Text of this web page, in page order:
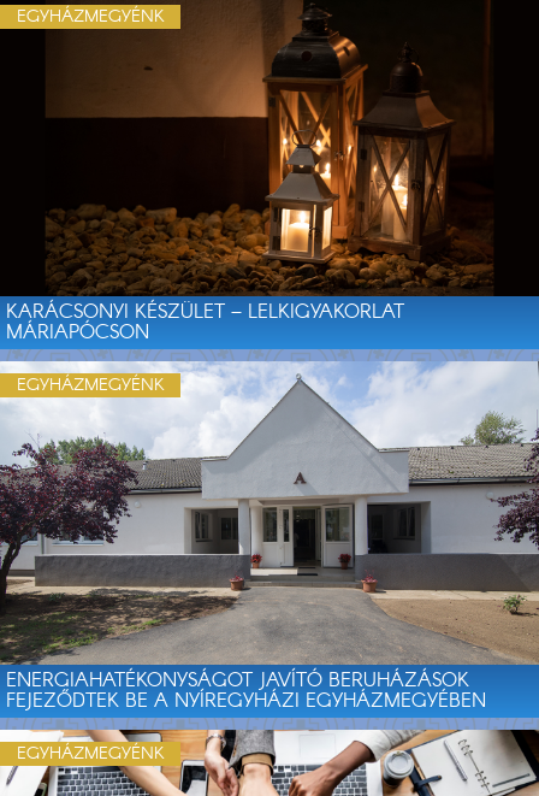
KARÁCSONYI KÉSZÜLET – LELKIGYAKORLAT
MÁRIAPÓCSON
EGYHÁZMEGYÉNK
ENERGIAHATÉKONYSÁGOT JAVÍTÓ BERUHÁZÁSOK
FEJEZŐDTEK BE A NYÍREGYHÁZI EGYHÁZMEGYÉBEN
EGYHÁZMEGYÉNK
EGYHÁZMEGYÉNK